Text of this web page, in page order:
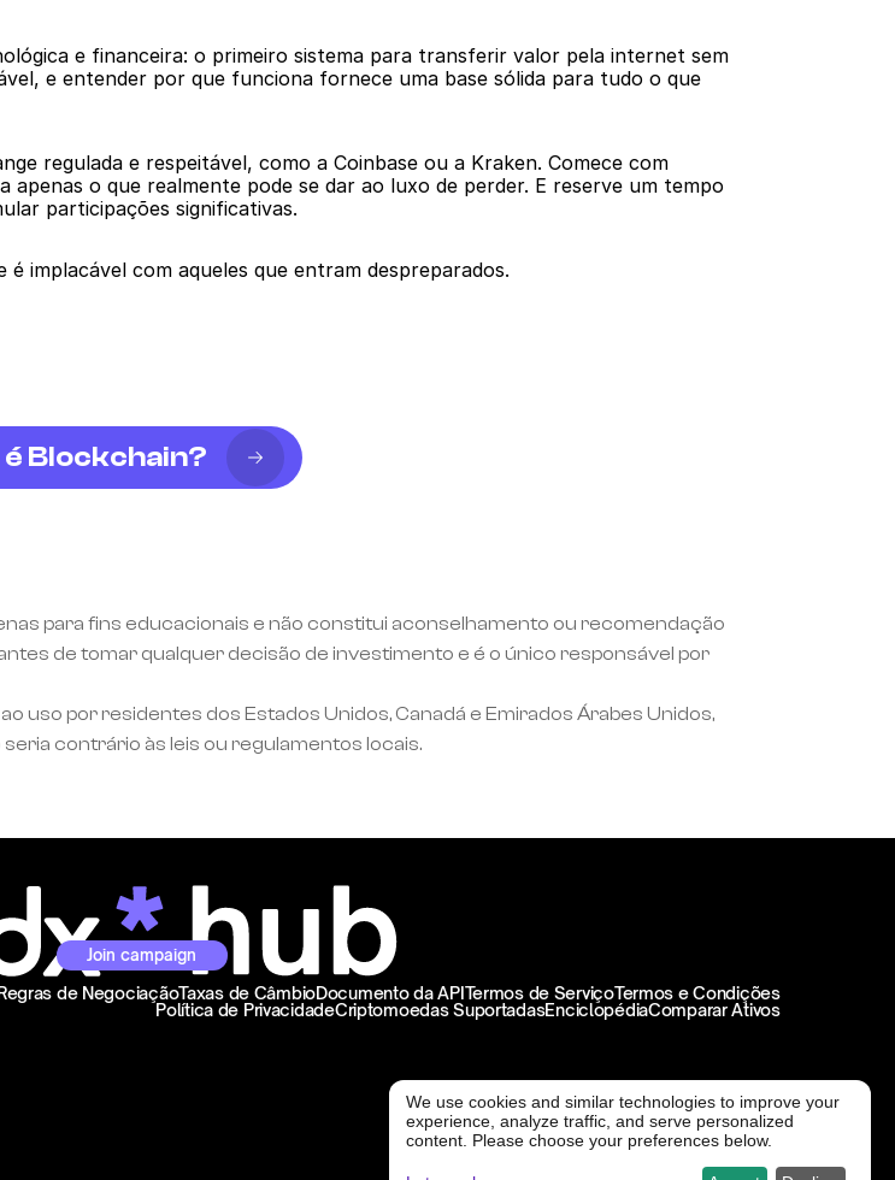
e financeira: o primeiro sistema para transferir valor pela internet sem
e entender por que funciona fornece uma base sólida para tudo o que
regulada e respeitável, como a Coinbase ou a Kraken. Comece com
o que realmente pode se dar ao luxo de perder. E reserve um tempo
participações significativas.
implacável com aqueles que entram despreparados.
é Blockchain?
para fins educacionais e não constitui aconselhamento ou recomendação
de tomar qualquer decisão de investimento e é o único responsável por
uso por residentes dos Estados Unidos, Canadá e Emirados Árabes Unidos,
contrário às leis ou regulamentos locais.
Join campaign
de NegociaçãoTaxas de CâmbioDocumento da APITermos de ServiçoTermos e Condições
Política de PrivacidadeCriptomoedas SuportadasEnciclopédiaComparar Ativos
@ Freedx 2026
We use cookies and similar technologies to improve your
experience, analyze traffic, and serve personalized
content. Please choose your preferences below.